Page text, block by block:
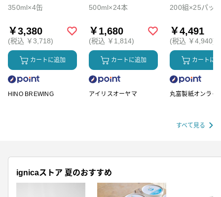
350ml×4缶
￥3,380
(税込 ￥3,718)
カートに追加
HINO BREWING
ーダ
500ml×24本
￥1,680
(税込 ￥1,814)
カートに追加
アイリスオーヤマ
200組×25パッ
￥4,491
(税込 ￥4,940)
カートに
丸富製紙オンライ
すべて見る
ignicaストア 夏のおすすめ